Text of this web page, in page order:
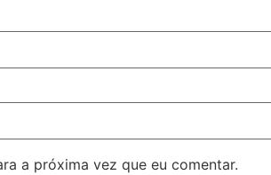
a próxima vez que eu comentar.